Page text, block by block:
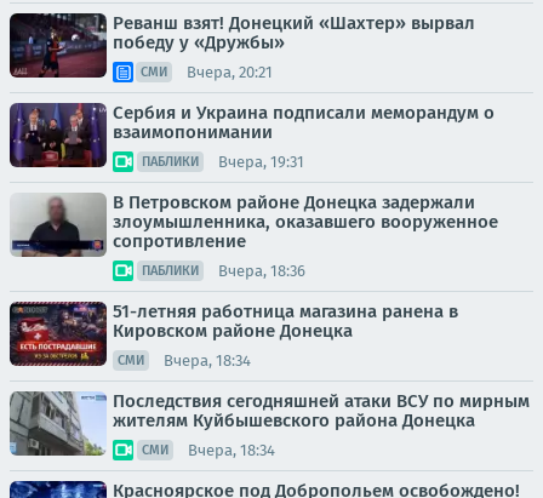
Реванш взят! Донецкий «Шахтер» вырвал
победу у «Дружбы»
СМИ Вчера, 20:21
Сербия и Украина подписали меморандум о
взаимопонимании
ПАБЛИКИ Вчера, 19:31
В Петровском районе Донецка задержали
злоумышленника, оказавшего вооруженное
сопротивление
ПАБЛИКИ Вчера, 18:36
51-летняя работница магазина ранена в
Кировском районе Донецка
СМИ Вчера, 18:34
Последствия сегодняшней атаки ВСУ по мирным
жителям Куйбышевского района Донецка
СМИ Вчера, 18:34
Красноярское под Добропольем освобождено!